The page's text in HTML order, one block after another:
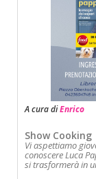
A cura diEnrico
Show Cooking
Vi aspettiamo
conoscere Luca
si trasformerà in